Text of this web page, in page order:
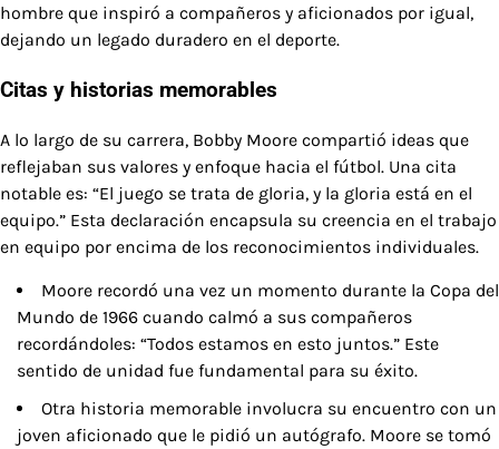
hombre que inspiró a compañeros y aficionados por igual,
dejando un legado duradero en el deporte.
Citas y historias memorables
A lo largo de su carrera, Bobby Moore compartió ideas que
reflejaban sus valores y enfoque hacia el fútbol. Una cita
notable es: “El juego se trata de gloria, y la gloria está en el
equipo.” Esta declaración encapsula su creencia en el trabajo
en equipo por encima de los reconocimientos individuales.
Moore recordó una vez un momento durante la Copa del
Mundo de 1966 cuando calmó a sus compañeros
recordándoles: “Todos estamos en esto juntos.” Este
sentido de unidad fue fundamental para su éxito.
Otra historia memorable involucra su encuentro con un
joven aficionado que le pidió un autógrafo. Moore se tomó